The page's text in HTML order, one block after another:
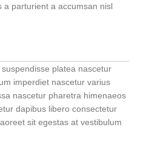
a parturient a accumsan nisl
platea nascetur
imperdiet nascetur varius
nascetur pharetra himenaeos
dapibus libero consectetur
sit egestas at vestibulum